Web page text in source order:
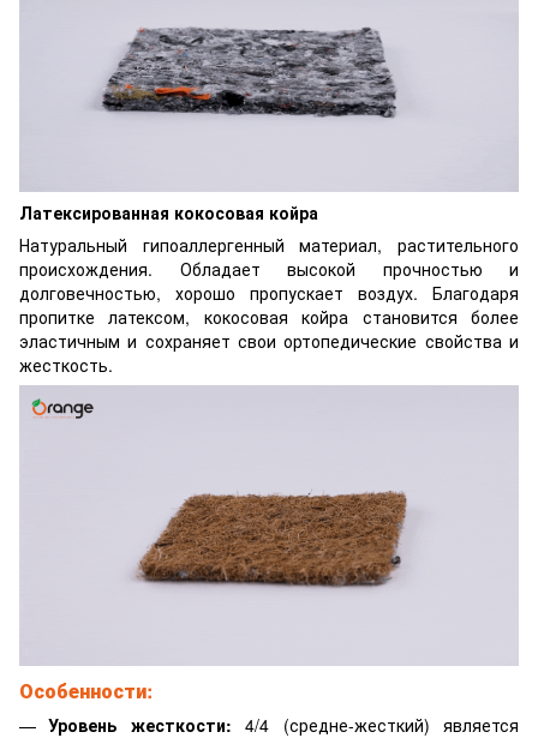
Латексированная кокосовая койра
Натуральный гипоаллергенный материал, растительного
происхождения. Обладает высокой прочностью и
долговечностью, хорошо пропускает воздух. Благодаря
пропитке латексом, кокосовая койра становится более
эластичным и сохраняет свои ортопедические свойства и
жесткость.
Особенности:
Уровень жесткости: 4/4 (средне-жесткий) является